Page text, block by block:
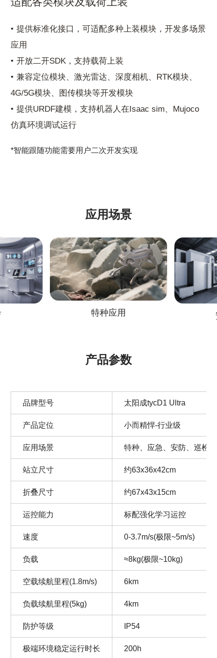
提供标准化接口，可适配多种上装模块，开发多场景
应用
开放二开SDK，支持载荷上装
兼容定位模块、激光雷达、深度相机、RTK模块、
4G/5G模块、图传模块等开发模块
提供URDF建模，支持机器人在Isaac sim、Mujoco
仿真环境调试运行
*智能跟随功能需要用户二次开发实现
应用场景
特种应用
产品参数
品牌型号 太阳成tycD1 Ultra
产品定位 小而精悍-行业级
应用场景 特种、应急、安防、巡检
站立尺寸 约63x36x42cm
折叠尺寸 约67x43x15cm
运控能力 标配强化学习运控
速度 0-3.7m/s(极限~5m/s)
负载 ≈8kg(极限~10kg)
空载续航里程(1.8m/s) 6km
负载续航里程(5kg) 4km
防护等级 IP54
极端环境稳定运行时长 200h